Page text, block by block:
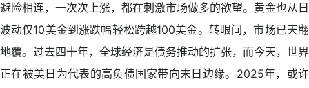
避险相连，一次次上涨，都在刺激市场做多的欲望。黄金也从日
波动仅10美金到涨跌幅轻松跨越100美金。转眼间，市场已天翻
地覆。过去四十年，全球经济是债务推动的扩张，而今天，世界
正在被美日为代表的高负债国家带向末日边缘。2025年，或许